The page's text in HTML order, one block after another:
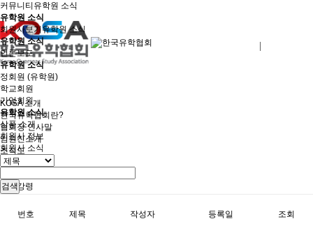
KOSA 소개
한국유학협회란?
협회장 인사말
임원진소개
조직도
역대회장단
윤리강령
회원사인증
커뮤니티 유학원 소식
유학원 소식
회원사보기유학원 소식
유학원 소식
언론보도
유학원 소식
정회원 (유학원)
학교회원
기업회원
유학원 소식
상품 소개
회원사 정보
회원사 소식
검색
번호 제목 작성자 등록일 조회